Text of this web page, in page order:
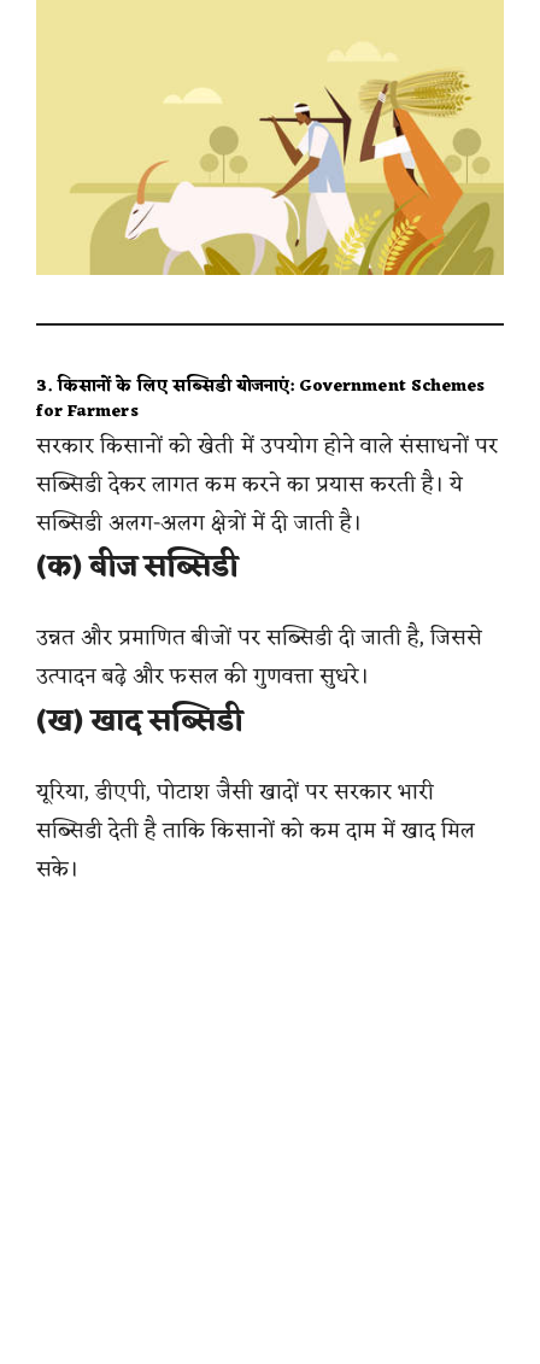
3. किसानों के लिए सब्सिडी योजनाएं: Government Schemes
for Farmers
सरकार किसानों को खेती में उपयोग होने वाले संसाधनों पर
सब्सिडी देकर लागत कम करने का प्रयास करती है। ये
सब्सिडी अलग-अलग क्षेत्रों में दी जाती है।
(क) बीज सब्सिडी
उन्नत और प्रमाणित बीजों पर सब्सिडी दी जाती है, जिससे
उत्पादन बढ़े और फसल की गुणवत्ता सुधरे।
(ख) खाद सब्सिडी
यूरिया, डीएपी, पोटाश जैसी खादों पर सरकार भारी
सब्सिडी देती है ताकि किसानों को कम दाम में खाद मिल
सके।